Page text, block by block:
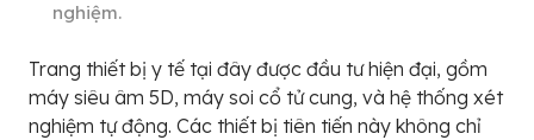
nghiệm.
Trang thiết bị y tế tại đây được đầu tư hiện đại, gồm
máy siêu âm 5D, máy soi cổ tử cung, và hệ thống xét
nghiệm tự động. Các thiết bị tiên tiến này không chỉ